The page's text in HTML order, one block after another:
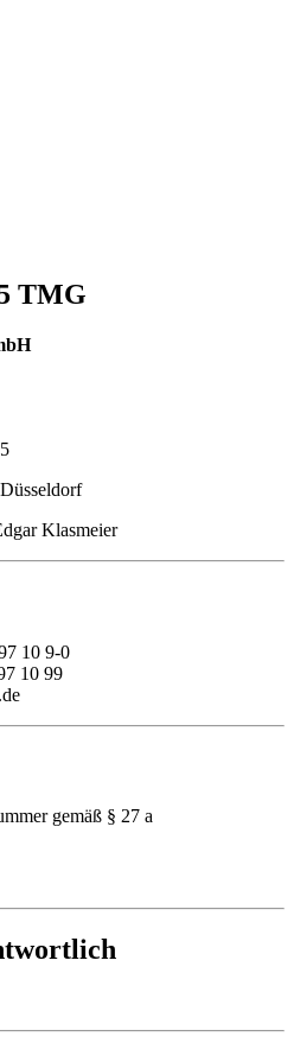
TMG
Klasmeier
10 9-0
10 99
gemäß § 27 a